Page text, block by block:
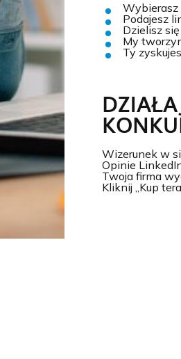
Wybierasz
Podajesz
Dzielisz
My
Ty
Wizerunek w
Opinie
Twoja firma
Kliknij „Kup